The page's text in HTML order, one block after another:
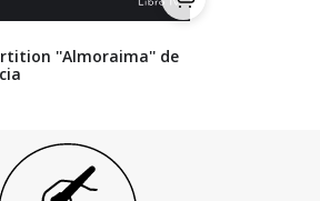
''Almoraima'' de